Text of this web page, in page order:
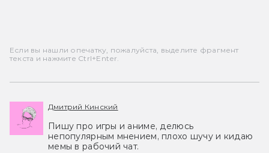
Если вы нашли опечатку, пожалуйста, выделите фрагмент
текста и нажмите Ctrl+Enter.
Дмитрий Кинский
Пишу про игры и аниме, делюсь
непопулярным мнением, плохо шучу и кидаю
мемы в рабочий чат.